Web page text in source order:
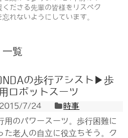
ださる先輩の皆様をリスペク
れないようにしています。
覧
の歩行アシスト▶歩
ロボットスーツ
2015/7/24
時事
用のパワースーツ。歩行困難に
た老人の自立に役立ちそう。ク